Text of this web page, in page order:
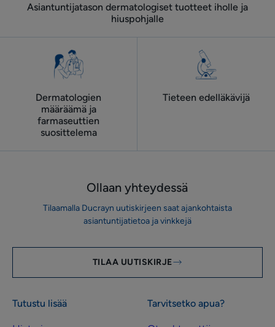
Asiantuntijatason dermatologiset tuotteet iholle ja
hiuspohjalle
Dermatologien
määräämä ja
farmaseuttien
suosittelema
Tieteen edelläkävijä
Ollaan yhteydessä
Tilaamalla Ducrayn uutiskirjeen saat ajankohtaista
asiantuntijatietoa ja vinkkejä
TILAA UUTISKIRJE
Tutustu lisää Tarvitsetko apua?